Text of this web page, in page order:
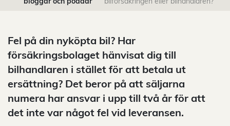
Fel på din nyköpta bil? Har
försäkringsbolaget hänvisat dig till
bilhandlaren i stället för att betala ut
ersättning? Det beror på att säljarna
numera har ansvar i upp till två år för att
det inte var något fel vid leveransen.